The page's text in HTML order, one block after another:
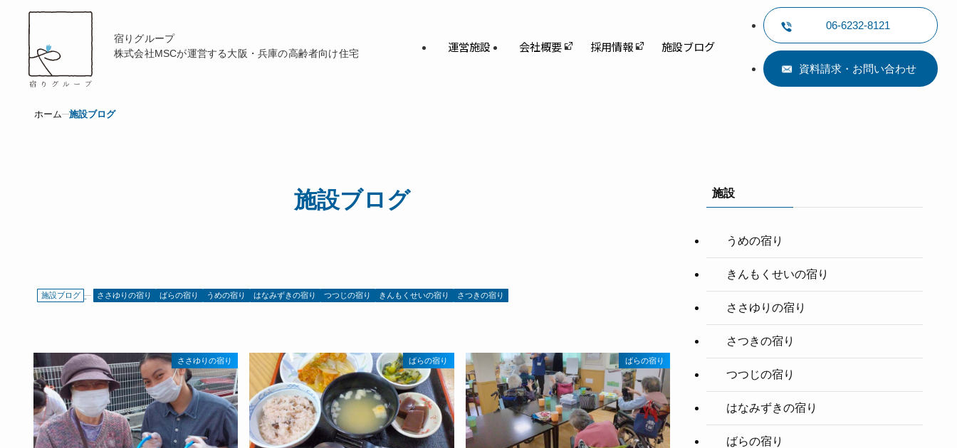
宿りグループ
株式会社MSCが運営する 大阪・兵庫の高齢者向け住宅
06-6232-8121
資料請求・お問い合わせ
運営施設 会社概要 採用情報 施設ブログ
ホーム 施設ブログ
施設ブログ
施設ブログ ささゆりの宿り ばらの宿り うめの宿り はなみずきの宿り つつじの宿り きんもくせいの宿り さつきの宿り
ささゆりの宿り ばらの宿り ばらの宿り
施設
うめの宿り
きんもくせいの宿り
ささゆりの宿り
さつきの宿り
つつじの宿り
はなみずきの宿り
ばらの宿り